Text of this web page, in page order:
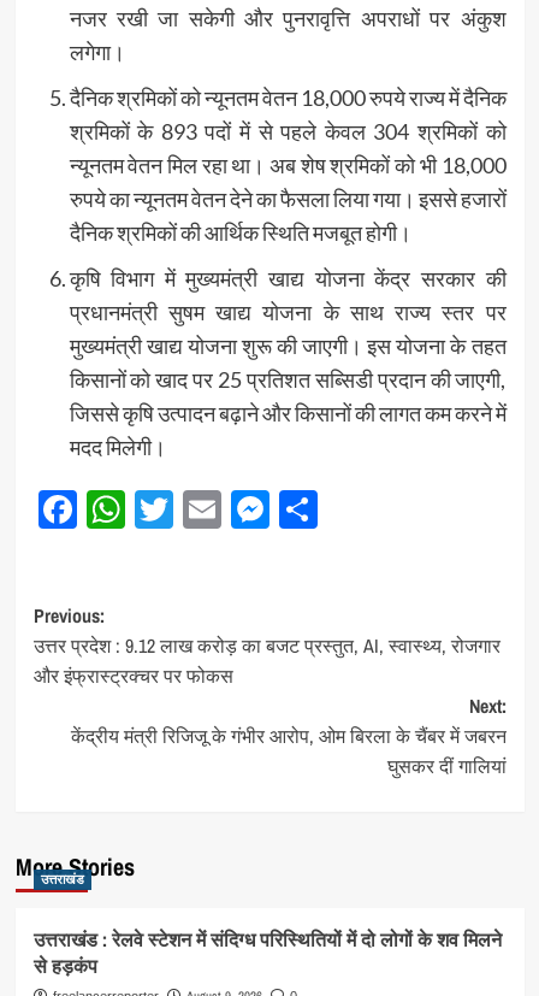
नजर रखी जा सकेगी और पुनरावृत्ति अपराधों पर अंकुश
लगेगा।
दैनिक श्रमिकों को न्यूनतम वेतन 18,000 रुपये राज्य में दैनिक
श्रमिकों के 893 पदों में से पहले केवल 304 श्रमिकों को
न्यूनतम वेतन मिल रहा था। अब शेष श्रमिकों को भी 18,000
रुपये का न्यूनतम वेतन देने का फैसला लिया गया। इससे हजारों
दैनिक श्रमिकों की आर्थिक स्थिति मजबूत होगी।
कृषि विभाग में मुख्यमंत्री खाद्य योजना केंद्र सरकार की
प्रधानमंत्री सुषम खाद्य योजना के साथ राज्य स्तर पर
मुख्यमंत्री खाद्य योजना शुरू की जाएगी। इस योजना के तहत
किसानों को खाद पर 25 प्रतिशत सब्सिडी प्रदान की जाएगी,
जिससे कृषि उत्पादन बढ़ाने और किसानों की लागत कम करने में
मदद मिलेगी।
Facebook
WhatsApp
Twitter
EmailMessenger
Share
Post
navigation
Previous:
उत्तर प्रदेश : 9.12 लाख करोड़ का बजट प्रस्तुत, AI, स्वास्थ्य, रोजगार
और इंफ्रास्ट्रक्चर पर फोकस
Next:
केंद्रीय मंत्री रिजिजू के गंभीर आरोप, ओम बिरला के चैंबर में जबरन
घुसकर दीं गालियां
More Stories
उत्तराखंड
उत्तराखंड : रेलवे स्टेशन में संदिग्ध परिस्थितियों में दो लोगों के शव मिलने
से हड़कंप